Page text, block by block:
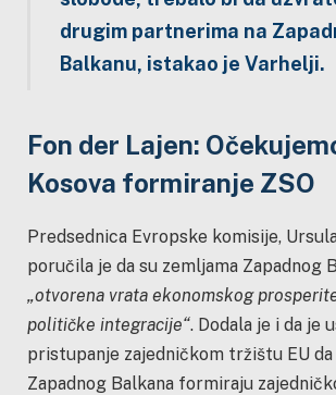
drugim partnerima na
Balkanu, istakao je Varhelji.
Fon der Lajen:
Kosova formiranje ZSO
Predsednica Evropske komisije,
poručila je da su zemljama Zapadnog
„otvorena vrata ekonomskog
političke integracije“. Dodala je i da je
pristupanje zajedničkom tržištu EU
Zapadnog Balkana formiraju